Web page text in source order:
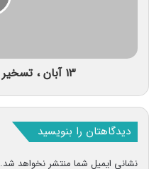
۱۳ آبان ، تسخیر لانه جاسوسی آمریکا
دیدگاهتان را بنویسید
نشانی ایمیل شما منتشر نخواهد شد.